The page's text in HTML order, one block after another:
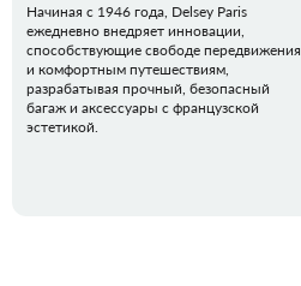
Начиная с 1946 года, Delsey Paris
ежедневно внедряет инновации,
способствующие свободе передвижения
и комфортным путешествиям,
разрабатывая прочный, безопасный
багаж и аксессуары с французской
эстетикой.